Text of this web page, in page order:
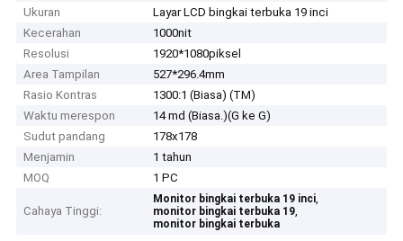
Ukuran
Layar LCD bingkai terbuka 19 inci
Kecerahan
1000nit
Resolusi
1920*1080piksel
Area Tampilan
527*296.4mm
Rasio Kontras
1300:1 (Biasa) (TM)
Waktu merespon
14 md (Biasa.)(G ke G)
Sudut pandang
178x178
Menjamin
1 tahun
MOQ
1 PC
Cahaya Tinggi:
Monitor bingkai terbuka 19 inci,
monitor bingkai terbuka 19,
monitor bingkai terbuka